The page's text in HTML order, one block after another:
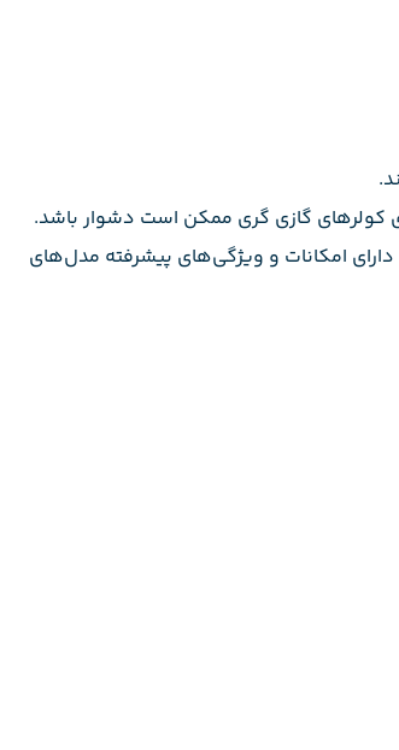
کولرهای گازی گری ممکن است دشوار باشد.
امکانات و ویژگی‌های پیشرفته مدل‌های